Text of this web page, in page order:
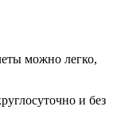
можно легко,
и без